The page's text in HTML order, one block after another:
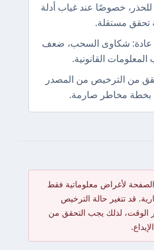
للحذر، خصوصًا عند غياب أدلة
تحقق مستقلة.
عادة: شكاوى السحب، ضعف
القانونية.
من الترخيص من المصدر
بخطة مخاطر صارمة.
لأغراض معلوماتية فقط
قد تتغير حالة الترخيص
الوقت، لذلك يجب التحقق من